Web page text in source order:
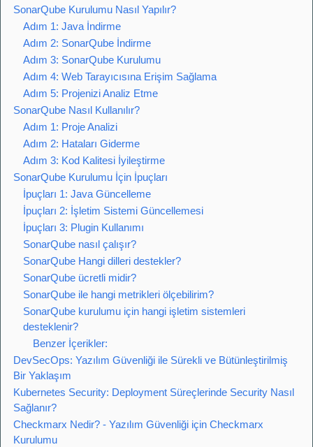
SonarQube Kurulumu Nasıl Yapılır?
Adım 1: Java İndirme
Adım 2: SonarQube İndirme
Adım 3: SonarQube Kurulumu
Adım 4: Web Tarayıcısına Erişim Sağlama
Adım 5: Projenizi Analiz Etme
SonarQube Nasıl Kullanılır?
Adım 1: Proje Analizi
Adım 2: Hataları Giderme
Adım 3: Kod Kalitesi İyileştirme
SonarQube Kurulumu İçin İpuçları
İpuçları 1: Java Güncelleme
İpuçları 2: İşletim Sistemi Güncellemesi
İpuçları 3: Plugin Kullanımı
SonarQube nasıl çalışır?
SonarQube Hangi dilleri destekler?
SonarQube ücretli midir?
SonarQube ile hangi metrikleri ölçebilirim?
SonarQube kurulumu için hangi işletim sistemleri
desteklenir?
Benzer İçerikler:
DevSecOps: Yazılım Güvenliği ile Sürekli ve Bütünleştirilmiş
Bir Yaklaşım
Kubernetes Security: Deployment Süreçlerinde Security Nasıl
Sağlanır?
Checkmarx Nedir? - Yazılım Güvenliği için Checkmarx
Kurulumu